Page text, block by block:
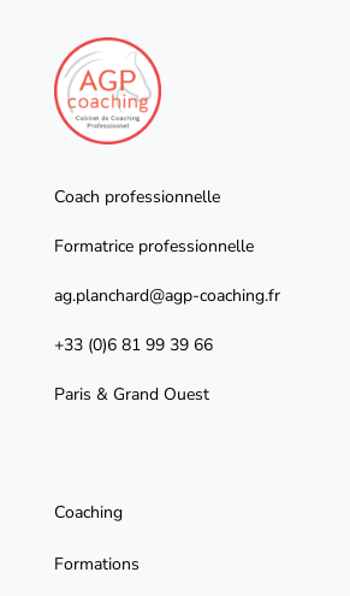
Coach professionnelle
Formatrice professionnelle
ag.planchard@agp-coaching.fr
+33 (0)6 81 99 39 66
Paris & Grand Ouest
Coaching
Formations